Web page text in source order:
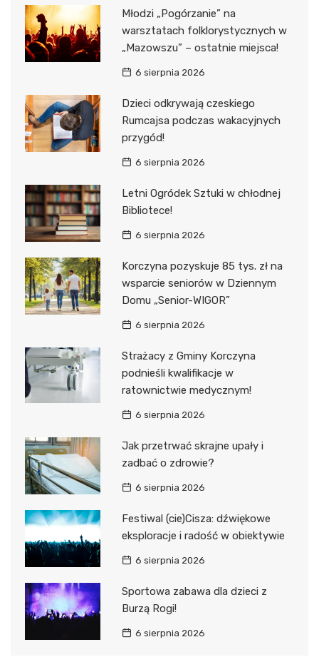
Młodzi „Pogórzanie” na
warsztatach folklorystycznych w
„Mazowszu” – ostatnie miejsca!
6 sierpnia 2026
Dzieci odkrywają czeskiego
Rumcajsa podczas wakacyjnych
przygód!
6 sierpnia 2026
Letni Ogródek Sztuki w chłodnej
Bibliotece!
6 sierpnia 2026
Korczyna pozyskuje 85 tys. zł na
wsparcie seniorów w Dziennym
Domu „Senior-WIGOR”
6 sierpnia 2026
Strażacy z Gminy Korczyna
podnieśli kwalifikacje w
ratownictwie medycznym!
6 sierpnia 2026
Jak przetrwać skrajne upały i
zadbać o zdrowie?
6 sierpnia 2026
Festiwal (cie)Cisza: dźwiękowe
eksploracje i radość w obiektywie
6 sierpnia 2026
Sportowa zabawa dla dzieci z
Burzą Rogi!
6 sierpnia 2026